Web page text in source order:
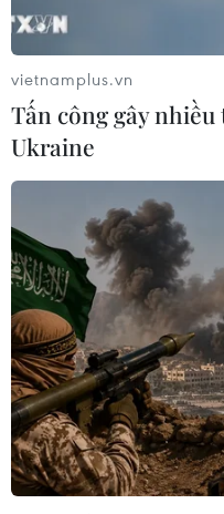
quốc gia, nhưng đi
mạnh chi tiêu - động
từ Tổng thống Joe
Với tỷ lệ sít sao 217
quan do phe Cộng
Phản ứng với động
ngày ra tuyên bố nêu
cơ hội trở thành luật."
Người phát ngôn
khẳng định Tổng
buộc các hộ gia
người lao động phải
giảm thuế cho người
xuất.
vietnamplus.vn
Tấn công gây nhiều
Ukraine